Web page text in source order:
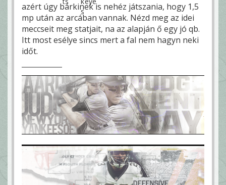
azért úgy bárkinek is nehéz játszania, hogy 1,5
mp után az arcában vannak. Nézd meg az idei
meccseit meg statjait, na az alapján ő egy jó qb.
Itt most esélye sincs mert a fal nem hagyn neki
időt.